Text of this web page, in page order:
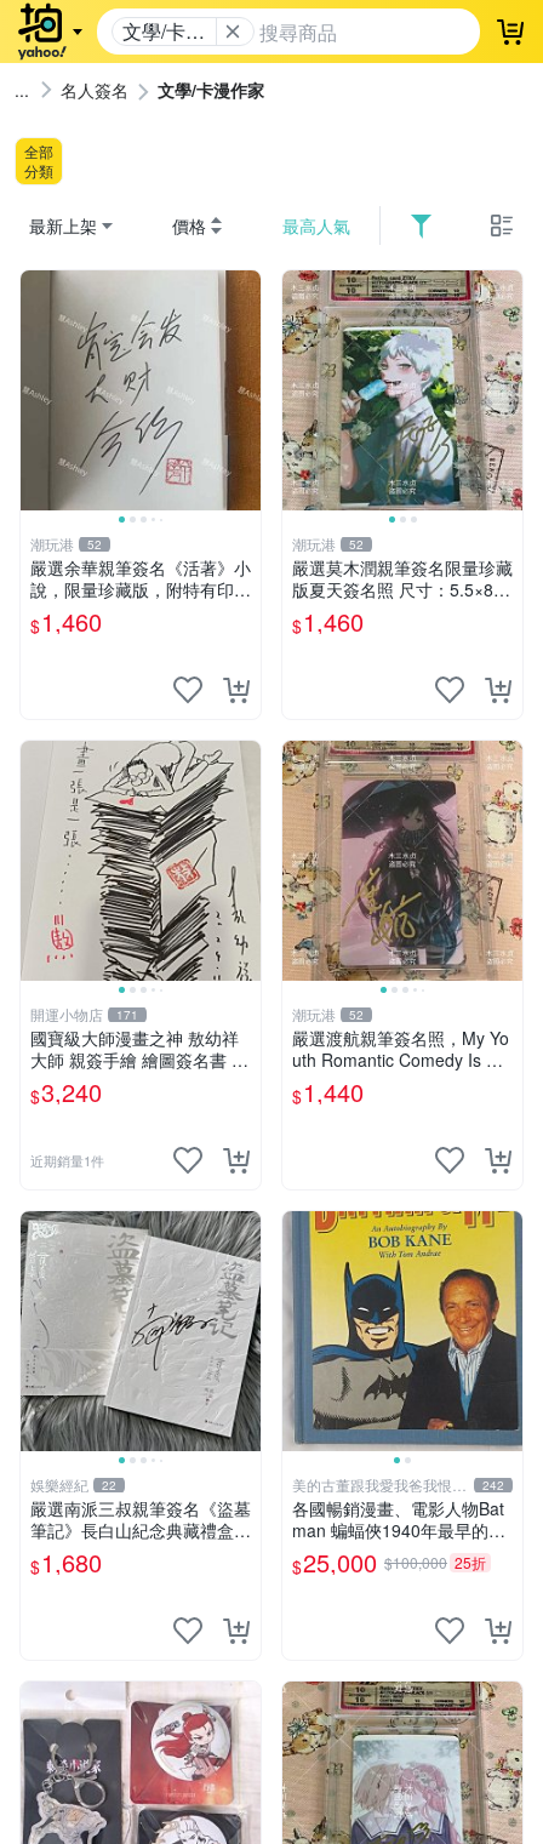
文學/卡漫
作家
登
名人簽名 文學/卡漫作家
全部
分類
最新上架 價格 最高人氣
潮玩港 52
嚴選余華親筆簽名《活著》小
說，限量珍藏版，附特有印
章。 活著 小說 簽名書
$1,460
潮玩港 52
嚴選莫木潤親筆簽名限量珍藏
版夏天簽名照 尺寸：5.5×8.4
公分 附原裝相框 推薦收藏家
必備 《光死去的夏天》《Th
$1,460
開運小物店 171
國寶級大師漫畫之神 敖幼祥
大師 親簽手繪 繪圖簽名書 機
會難得敖大師一輩子繪圖創作
多年有一句老師最金典名言
$3,240
近期銷量1件
潮玩港 52
嚴選渡航親筆簽名照，My Yo
uth Romantic Comedy Is Wr
ong限量收藏版 青春戀愛物語
原創 漫畫周邊
$1,440
娛樂經紀 22
嚴選南派三叔親筆簽名《盜墓
筆記》長白山紀念典藏禮盒，
限量收藏必備 原著小說 定價
特別款
$1,680
美的古董跟我愛我爸我恨壞
人
242
各國暢銷漫畫、電影人物Bat
man 蝙蝠俠1940年最早的創
作者，這本書是Batman and
me 是Bob Kane 1990年出的
$25,000 $100,000 25折